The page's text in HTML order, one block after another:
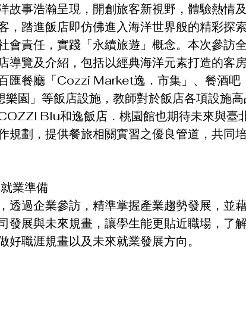
故事浩瀚呈現，開創旅客新視野，體驗熱情
，踏進飯店即仿佛進入海洋世界般的精彩探
會責任，實踐「永續旅遊」概念。本次參訪
導覽及介紹，包括以經典海洋元素打造的客
匯餐廳「Cozzi Market逸．市集」、餐酒吧
園」等飯店設施，教師對於飯店各項設施
Blu和逸飯店．桃園館也期待未來與臺
規劃，提供餐旅相關實習之優良管道，共同
業準備
透過企業參訪，精準掌握產業趨勢發展，並
發展與未來規畫，讓學生能更貼近職場，了
好職涯規畫以及未來就業發展方向。